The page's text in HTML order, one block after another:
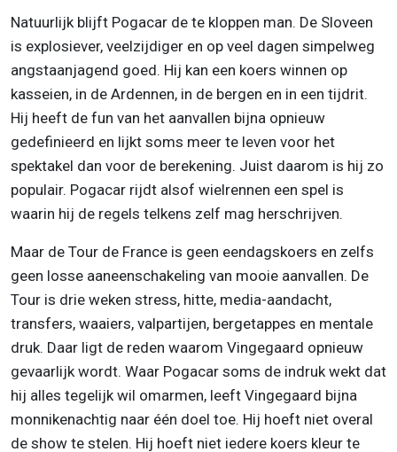
Natuurlijk blijft Pogacar de te kloppen man. De Sloveen
is explosiever, veelzijdiger en op veel dagen simpelweg
angstaanjagend goed. Hij kan een koers winnen op
kasseien, in de Ardennen, in de bergen en in een tijdrit.
Hij heeft de fun van het aanvallen bijna opnieuw
gedefinieerd en lijkt soms meer te leven voor het
spektakel dan voor de berekening. Juist daarom is hij zo
populair. Pogacar rijdt alsof wielrennen een spel is
waarin hij de regels telkens zelf mag herschrijven.
Maar de Tour de France is geen eendagskoers en zelfs
geen losse aaneenschakeling van mooie aanvallen. De
Tour is drie weken stress, hitte, media-aandacht,
transfers, waaiers, valpartijen, bergetappes en mentale
druk. Daar ligt de reden waarom Vingegaard opnieuw
gevaarlijk wordt. Waar Pogacar soms de indruk wekt dat
hij alles tegelijk wil omarmen, leeft Vingegaard bijna
monnikenachtig naar één doel toe. Hij hoeft niet overal
de show te stelen. Hij hoeft niet iedere koers kleur te